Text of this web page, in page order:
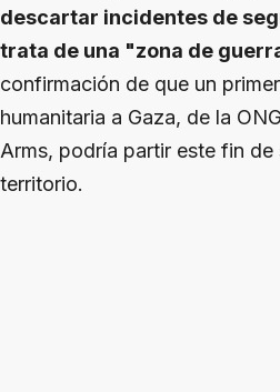
descartar incidentes de
trata de una "zona de
confirmación de que un
humanitaria a Gaza, de la
Arms, podría partir este fin de
territorio.